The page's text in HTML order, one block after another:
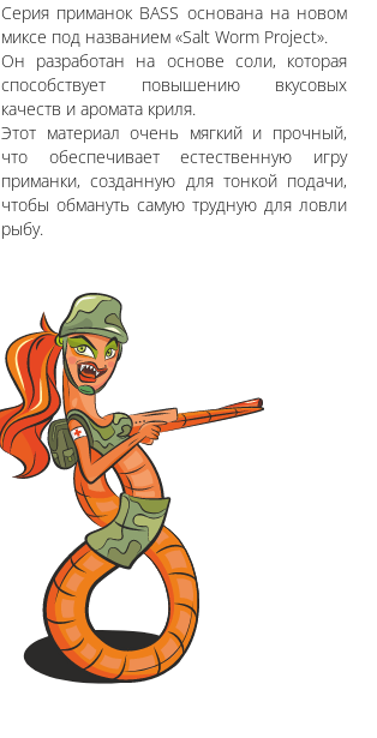
Серия приманок BASS основана на новом
миксе под названием «Salt Worm Project».
Он разработан на основе соли, которая
способствует повышению вкусовых
качеств и аромата криля.
Этот материал очень мягкий и прочный,
что обеспечивает естественную игру
приманки, созданную для тонкой подачи,
чтобы обмануть самую трудную для ловли
рыбу.